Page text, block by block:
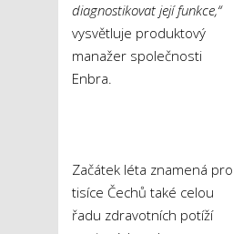
diagnostikovat její funkce,“
vysvětluje produktový
manažer společnosti
Enbra.
Začátek léta znamená pro
tisíce Čechů také celou
řadu zdravotních potíží